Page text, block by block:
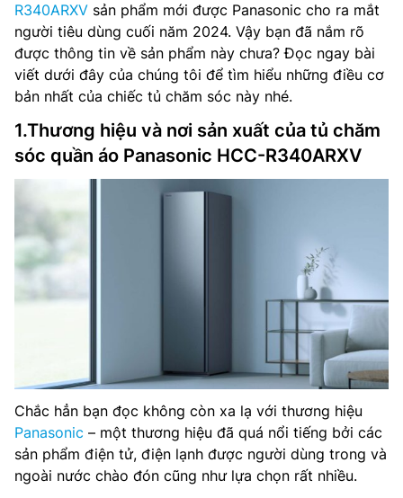
R340ARXV sản phẩm mới được Panasonic cho ra mắt
người tiêu dùng cuối năm 2024. Vậy bạn đã nắm rõ
được thông tin về sản phẩm này chưa? Đọc ngay bài
viết dưới đây của chúng tôi để tìm hiểu những điều cơ
bản nhất của chiếc tủ chăm sóc này nhé.
1.Thương hiệu và nơi sản xuất của tủ chăm
sóc quần áo Panasonic HCC-R340ARXV
Chắc hẳn bạn đọc không còn xa lạ với thương hiệu
Panasonic – một thương hiệu đã quá nổi tiếng bởi các
sản phẩm điện tử, điện lạnh được người dùng trong và
ngoài nước chào đón cũng như lựa chọn rất nhiều.